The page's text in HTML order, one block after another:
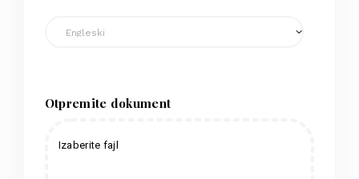
Otpremite dokument
Izaberite fajl